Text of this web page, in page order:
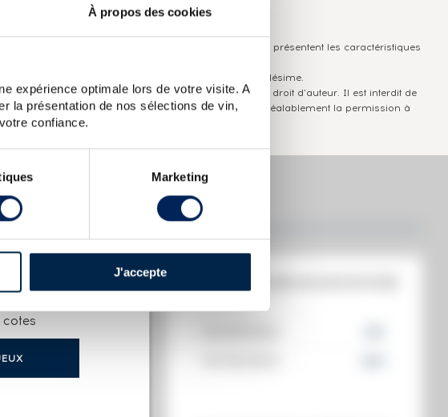
À propos des cookies
expérience optimale lors de votre visite. A
la présentation de nos sélections de vin,
confiance.
Marketing
J'accepte
par
Cru
Les informations publiées ci-dessus présentent les caractéristiques
Elles ne sont pas spécifiques au millésime.
Attention, ce texte est protégé par un droit d'auteur. Il est interdit de
le copier sans en avoir demandé préalablement la permission à